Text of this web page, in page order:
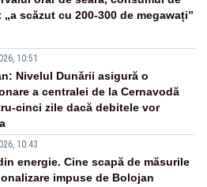
„a scăzut cu 200-300 de megawați”
10:51
Nivelul Dunării asigură o
a centralei de la Cernavodă
cinci zile dacă debitele vor
10:43
energie. Cine scapă de măsurile
impuse de Bolojan